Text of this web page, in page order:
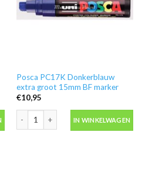
N marker aantal
Posca PC17K Donkerblauw
extra groot 15mm BF marker
€10,95
Posca PC17K Donkerblauw extra
IN WINKELWAGEN